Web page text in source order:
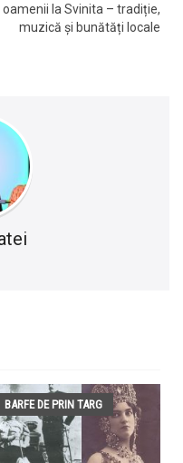
la Svinita – tradiție,
muzică și bunătăți locale
BARFE DE PRIN TARG